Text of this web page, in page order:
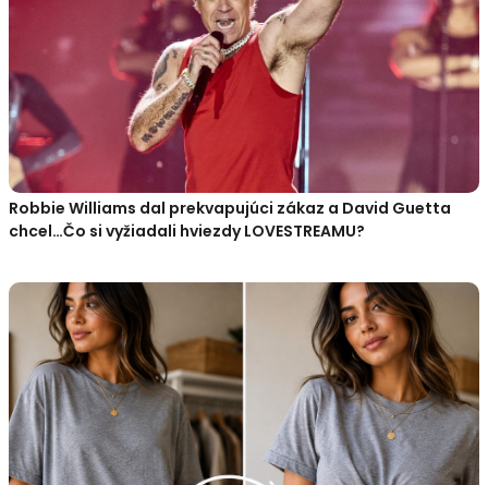
Robbie Williams dal prekvapujúci zákaz a David Guetta
chcel…Čo si vyžiadali hviezdy LOVESTREAMU?